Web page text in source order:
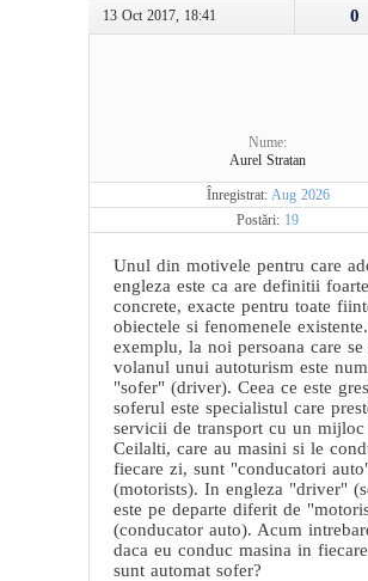
13 Oct 2017, 18:41 0
Nume:
Aurel Stratan
Înregistrat: Aug 2026
Postări: 19
Unul din motivele pentru care
engleza este ca are definitii
concrete, exacte pentru toate
obiectele si fenomenele
exemplu, la noi persoana care
volanul unui autoturism este
"sofer" (driver). Ceea ce este
soferul este specialistul care
servicii de transport cu un mijloc
Ceilalti, care au masini si le
fiecare zi, sunt "conducatori
(motorists). In engleza "driver"
este pe departe diferit de
(conducator auto). Acum
daca eu conduc masina in
sunt automat sofer?